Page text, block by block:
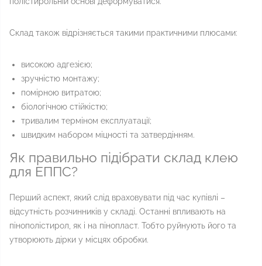
Склад також відрізняється такими практичними плюсами:
високою адгезією;
зручністю монтажу;
помірною витратою;
біологічною стійкістю;
тривалим терміном експлуатації;
швидким набором міцності та затвердінням.
Як правильно підібрати склад клею
для ЕППС?
Перший аспект, який слід враховувати під час купівлі –
відсутність розчинників у складі. Останні впливають на
пінополістирол, як і на пінопласт. Тобто руйнують його та
утворюють дірки у місцях обробки.